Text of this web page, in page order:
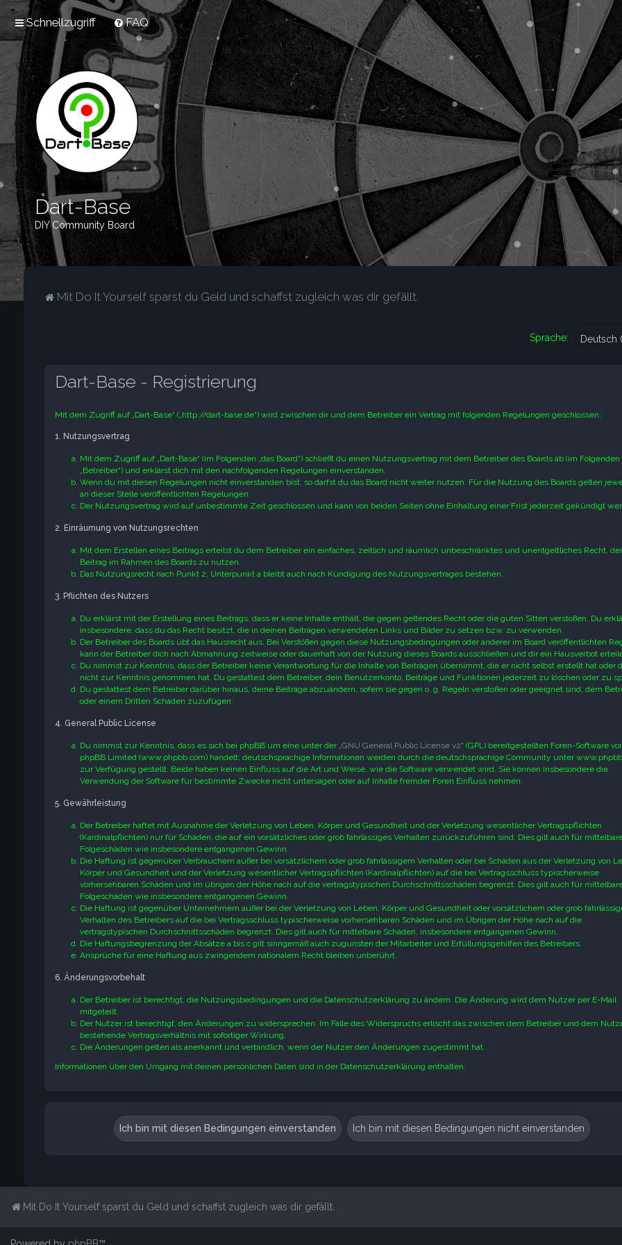
Schnellzugriff FAQ
Dart-Base
DIY Community Board
Mit Do It Yourself sparst du Geld und schaffst zugleich was dir gefällt.
Sprache:
Dart-Base - Registrierung
Mit dem Zugriff auf „Dart-Base“ („http://dart-base.de“) wird zwischen dir und dem Betreiber ein Vertrag mit folgenden Regelungen geschlossen:
1. Nutzungsvertrag
Mit dem Zugriff auf „Dart-Base“ (im Folgenden „das Board“) schließt du einen Nutzungsvertrag mit dem Betreiber des Boards ab (im Folgenden
„Betreiber“) und erklärst dich mit den nachfolgenden Regelungen einverstanden.
Wenn du mit diesen Regelungen nicht einverstanden bist, so darfst du das Board nicht weiter nutzen. Für die Nutzung des Boards gelten
an dieser Stelle veröffentlichten Regelungen.
Der Nutzungsvertrag wird auf unbestimmte Zeit geschlossen und kann von beiden Seiten ohne Einhaltung einer Frist jederzeit gekündigt
2. Einräumung von Nutzungsrechten
Mit dem Erstellen eines Beitrags erteilst du dem Betreiber ein einfaches, zeitlich und räumlich unbeschränktes und unentgeltliches Recht,
Beitrag im Rahmen des Boards zu nutzen.
Das Nutzungsrecht nach Punkt 2, Unterpunkt a bleibt auch nach Kündigung des Nutzungsvertrages bestehen.
3. Pflichten des Nutzers
Du erklärst mit der Erstellung eines Beitrags, dass er keine Inhalte enthält, die gegen geltendes Recht oder die guten Sitten verstoßen. Du
insbesondere, dass du das Recht besitzt, die in deinen Beiträgen verwendeten Links und Bilder zu setzen bzw. zu verwenden.
Der Betreiber des Boards übt das Hausrecht aus. Bei Verstößen gegen diese Nutzungsbedingungen oder anderer im Board veröffentlichten
kann der Betreiber dich nach Abmahnung zeitweise oder dauerhaft von der Nutzung dieses Boards ausschließen und dir ein Hausverbot
Du nimmst zur Kenntnis, dass der Betreiber keine Verantwortung für die Inhalte von Beiträgen übernimmt, die er nicht selbst erstellt hat oder
nicht zur Kenntnis genommen hat. Du gestattest dem Betreiber, dein Benutzerkonto, Beiträge und Funktionen jederzeit zu löschen oder zu
Du gestattest dem Betreiber darüber hinaus, deine Beiträge abzuändern, sofern sie gegen o. g. Regeln verstoßen oder geeignet sind, dem
oder einem Dritten Schaden zuzufügen.
4. General Public License
Du nimmst zur Kenntnis, dass es sich bei phpBB um eine unter der „GNU General Public License v2“ (GPL) bereitgestellten Foren-Software
phpBB Limited (www.phpbb.com) handelt; deutschsprachige Informationen werden durch die deutschsprachige Community unter
zur Verfügung gestellt. Beide haben keinen Einfluss auf die Art und Weise, wie die Software verwendet wird. Sie können insbesondere die
Verwendung der Software für bestimmte Zwecke nicht untersagen oder auf Inhalte fremder Foren Einfluss nehmen.
5. Gewährleistung
Der Betreiber haftet mit Ausnahme der Verletzung von Leben, Körper und Gesundheit und der Verletzung wesentlicher Vertragspflichten
(Kardinalpflichten) nur für Schäden, die auf ein vorsätzliches oder grob fahrlässiges Verhalten zurückzuführen sind. Dies gilt auch für
Folgeschäden wie insbesondere entgangenen Gewinn.
Die Haftung ist gegenüber Verbrauchern außer bei vorsätzlichem oder grob fahrlässigem Verhalten oder bei Schäden aus der Verletzung von
Körper und Gesundheit und der Verletzung wesentlicher Vertragspflichten (Kardinalpflichten) auf die bei Vertragsschluss typischerweise
vorhersehbaren Schäden und im übrigen der Höhe nach auf die vertragstypischen Durchschnittsschäden begrenzt. Dies gilt auch für
Folgeschäden wie insbesondere entgangenen Gewinn.
Die Haftung ist gegenüber Unternehmern außer bei der Verletzung von Leben, Körper und Gesundheit oder vorsätzlichem oder grob
Verhalten des Betreibers auf die bei Vertragsschluss typischerweise vorhersehbaren Schäden und im Übrigen der Höhe nach auf die
vertragstypischen Durchschnittsschäden begrenzt. Dies gilt auch für mittelbare Schäden, insbesondere entgangenen Gewinn.
Die Haftungsbegrenzung der Absätze a bis c gilt sinngemäß auch zugunsten der Mitarbeiter und Erfüllungsgehilfen des Betreibers.
Ansprüche für eine Haftung aus zwingendem nationalem Recht bleiben unberührt.
6. Änderungsvorbehalt
Der Betreiber ist berechtigt, die Nutzungsbedingungen und die Datenschutzerklärung zu ändern. Die Änderung wird dem Nutzer per E-Mail
mitgeteilt.
Der Nutzer ist berechtigt, den Änderungen zu widersprechen. Im Falle des Widerspruchs erlischt das zwischen dem Betreiber und dem
bestehende Vertragsverhältnis mit sofortiger Wirkung.
Die Änderungen gelten als anerkannt und verbindlich, wenn der Nutzer den Änderungen zugestimmt hat.
Informationen über den Umgang mit deinen persönlichen Daten sind in der Datenschutzerklärung enthalten.
Mit Do It Yourself sparst du Geld und schaffst zugleich was dir gefällt.